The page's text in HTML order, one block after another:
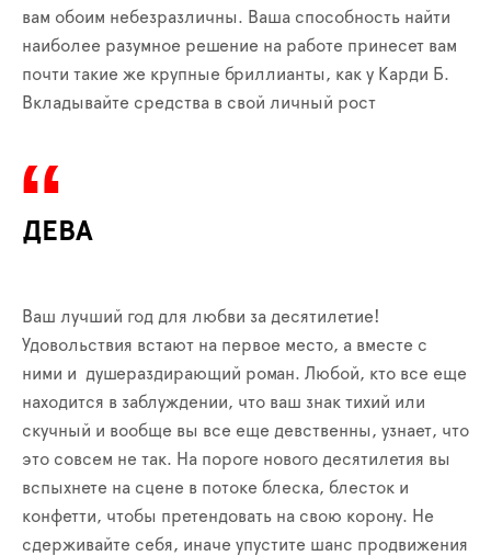
вам обоим небезразличны. Ваша способность найти
наиболее разумное решение на работе принесет вам
почти такие же крупные бриллианты, как у Карди Б.
Вкладывайте средства в свой личный рост
ДЕВА
Ваш лучший год для любви за десятилетие!
Удовольствия встают на первое место, а вместе с
ними и душераздирающий роман. Любой, кто все еще
находится в заблуждении, что ваш знак тихий или
скучный и вообще вы все еще девственны, узнает, что
это совсем не так. На пороге нового десятилетия вы
вспыхнете на сцене в потоке блеска, блесток и
конфетти, чтобы претендовать на свою корону. Не
сдерживайте себя, иначе упустите шанс продвижения